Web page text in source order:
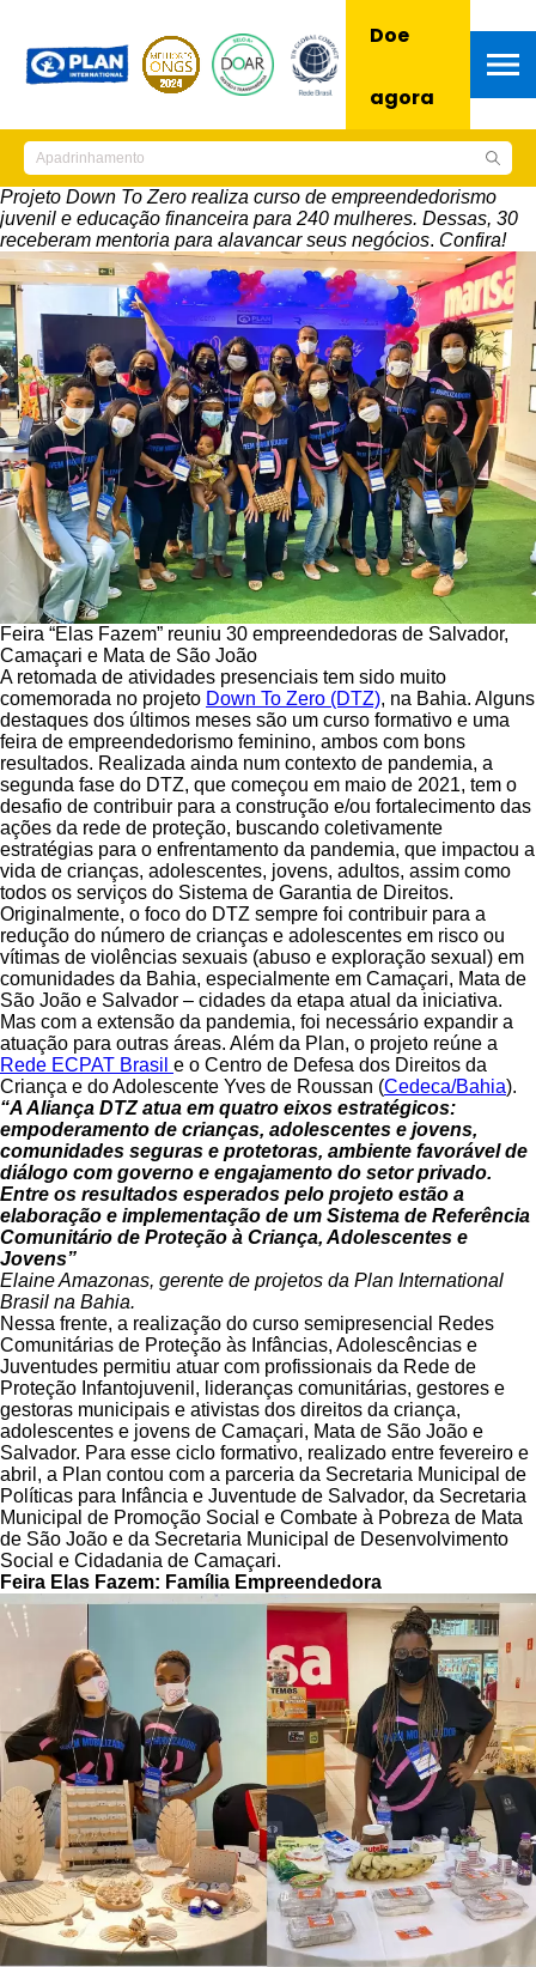
Doe
agora
Projeto Down To Zero realiza curso de empreendedorismo
juvenil e educação financeira para 240 mulheres. Dessas, 30
receberam mentoria para alavancar seus negócios. Confira!
Feira “Elas Fazem” reuniu 30 empreendedoras de Salvador,
Camaçari e Mata de São João
A retomada de atividades presenciais tem sido muito
comemorada no projeto Down To Zero (DTZ), na Bahia. Alguns
destaques dos últimos meses são um curso formativo e uma
feira de empreendedorismo feminino, ambos com bons
resultados. Realizada ainda num contexto de pandemia, a
segunda fase do DTZ, que começou em maio de 2021, tem o
desafio de contribuir para a construção e/ou fortalecimento das
ações da rede de proteção, buscando coletivamente
estratégias para o enfrentamento da pandemia, que impactou a
vida de crianças, adolescentes, jovens, adultos, assim como
todos os serviços do Sistema de Garantia de Direitos.
Originalmente, o foco do DTZ sempre foi contribuir para a
redução do número de crianças e adolescentes em risco ou
vítimas de violências sexuais (abuso e exploração sexual) em
comunidades da Bahia, especialmente em Camaçari, Mata de
São João e Salvador – cidades da etapa atual da iniciativa.
Mas com a extensão da pandemia, foi necessário expandir a
atuação para outras áreas. Além da Plan, o projeto reúne a
Rede ECPAT Brasil e o Centro de Defesa dos Direitos da
Criança e do Adolescente Yves de Roussan (Cedeca/Bahia).
“A Aliança DTZ atua em quatro eixos estratégicos:
empoderamento de crianças, adolescentes e jovens,
comunidades seguras e protetoras, ambiente favorável de
diálogo com governo e engajamento do setor privado.
Entre os resultados esperados pelo projeto estão a
elaboração e implementação de um Sistema de Referência
Comunitário de Proteção à Criança, Adolescentes e
Jovens”
Elaine Amazonas, gerente de projetos da Plan International
Brasil na Bahia.
Nessa frente, a realização do curso semipresencial Redes
Comunitárias de Proteção às Infâncias, Adolescências e
Juventudes permitiu atuar com profissionais da Rede de
Proteção Infantojuvenil, lideranças comunitárias, gestores e
gestoras municipais e ativistas dos direitos da criança,
adolescentes e jovens de Camaçari, Mata de São João e
Salvador. Para esse ciclo formativo, realizado entre fevereiro e
abril, a Plan contou com a parceria da Secretaria Municipal de
Políticas para Infância e Juventude de Salvador, da Secretaria
Municipal de Promoção Social e Combate à Pobreza de Mata
de São João e da Secretaria Municipal de Desenvolvimento
Social e Cidadania de Camaçari.
Feira Elas Fazem: Família Empreendedora